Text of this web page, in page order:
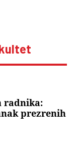
radnika:
prezrenih